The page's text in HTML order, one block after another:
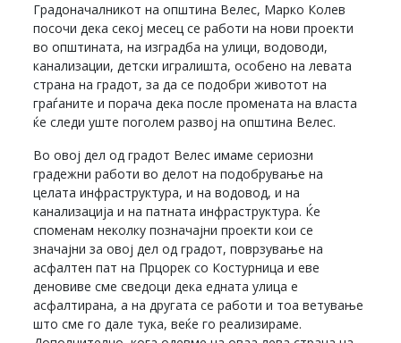
Градоначалникот на општина Велес, Марко Колев
посочи дека секој месец се работи на нови проекти
во општината, на изградба на улици, водоводи,
канализации, детски игралишта, особено на левата
страна на градот, за да се подобри животот на
граѓаните и порача дека после промената на власта
ќе следи уште поголем развој на општина Велес.
Во овој дел од градот Велес имаме сериозни
градежни работи во делот на подобрување на
целата инфраструктура, и на водовод, и на
канализација и на патната инфраструктура. Ќе
споменам неколку позначајни проекти кои се
значајни за овој дел од градот, поврзување на
асфалтен пат на Прцорек со Костурница и еве
деновиве сме сведоци дека едната улица е
асфалтирана, а на другата се работи и тоа ветување
што сме го дале тука, веќе го реализираме.